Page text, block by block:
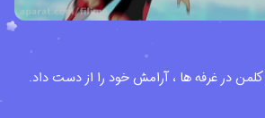
در غرفه ها ، آرامش خود را از دست داد.